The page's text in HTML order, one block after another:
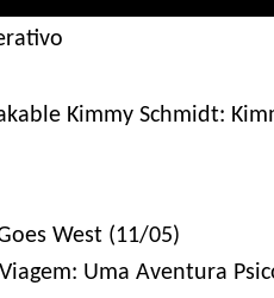
Kimmy Schmidt:
West (11/05)
Uma Aventura